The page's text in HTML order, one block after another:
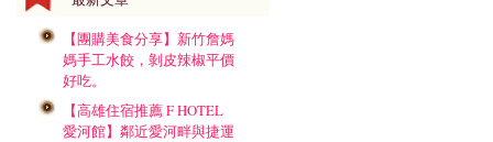
【團購美食分享】新竹詹媽
媽手工水餃，剝皮辣椒平價
好吃。
【高雄住宿推薦 F HOTEL
愛河館】鄰近愛河畔與捷運